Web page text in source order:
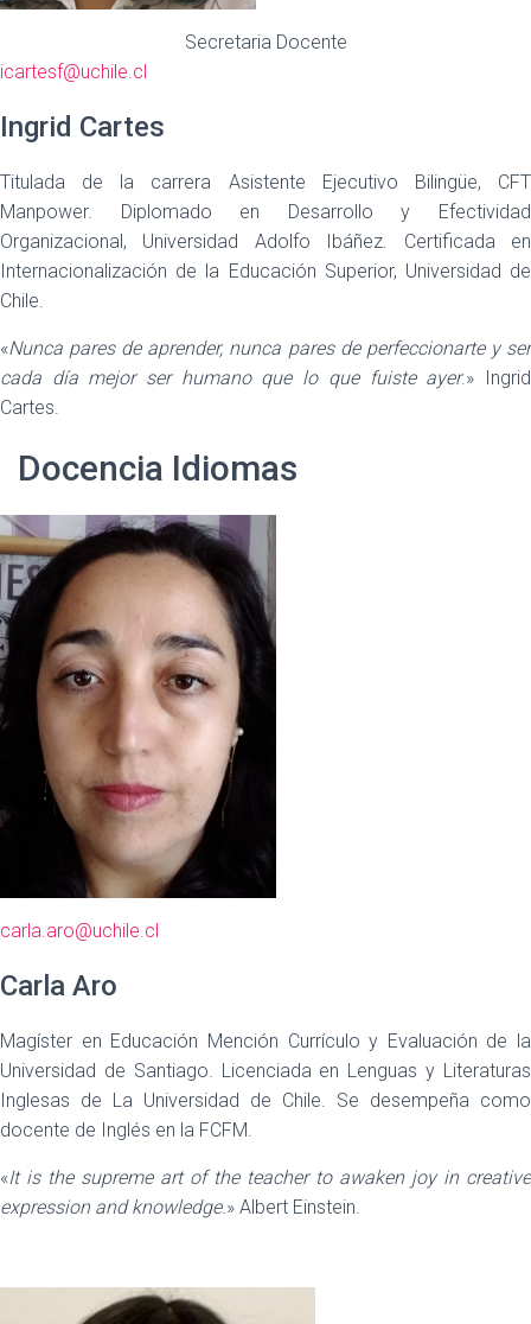
Secretaria Docente
icartesf@uchile.cl
Ingrid Cartes
Titulada de la carrera Asistente Ejecutivo Bilingüe, CFT
Manpower. Diplomado en Desarrollo y Efectividad
Organizacional, Universidad Adolfo Ibáñez. Certificada en
Internacionalización de la Educación Superior, Universidad de
Chile.
«Nunca pares de aprender, nunca pares de perfeccionarte y ser
cada día mejor ser humano que lo que fuiste ayer.» Ingrid
Cartes.
Docencia Idiomas
carla.aro@uchile.cl
Carla Aro
Magíster en Educación Mención Currículo y Evaluación de la
Universidad de Santiago. Licenciada en Lenguas y Literaturas
Inglesas de La Universidad de Chile. Se desempeña como
docente de Inglés en la FCFM.
«It is the supreme art of the teacher to awaken joy in creative
expression and knowledge.» Albert Einstein.